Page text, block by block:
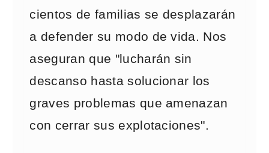
cientos de familias se desplazarán
a defender su modo de vida. Nos
aseguran que "lucharán sin
descanso hasta solucionar los
graves problemas que amenazan
con cerrar sus explotaciones".